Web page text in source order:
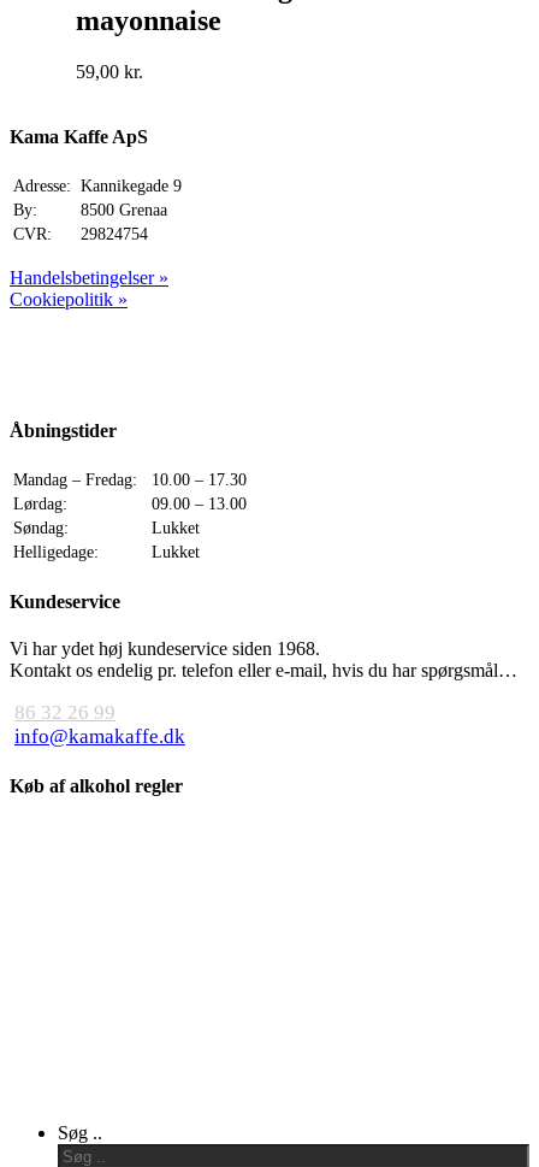
mayonnaise
59,00 kr.
Kama Kaffe ApS
Adresse: Kannikegade 9
By:
8500 Grenaa
CVR:
29824754
Handelsbetingelser »
Cookiepolitik »
Åbningstider
Mandag – Fredag:
10.00 – 17.30
Lørdag:
09.00 – 13.00
Søndag:
Lukket
Helligedage:
Lukket
Kundeservice
Vi har ydet høj kundeservice siden 1968.
Kontakt os endelig pr. telefon eller e-mail, hvis du har spørgsmål…
86 32 26 99
info@kamakaffe.dk
Køb af alkohol regler
Menu
Søg ..